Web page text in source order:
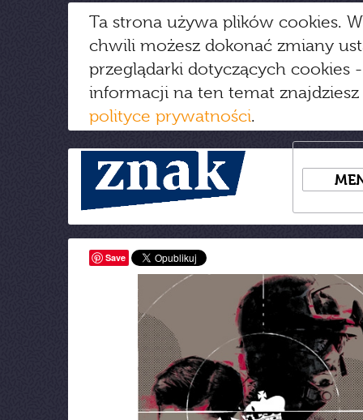
Ta strona używa plików cookies.
chwili możesz dokonać zmiany
przeglądarki dotyczących cookies
informacji na ten temat
polityce prywatności.
Save